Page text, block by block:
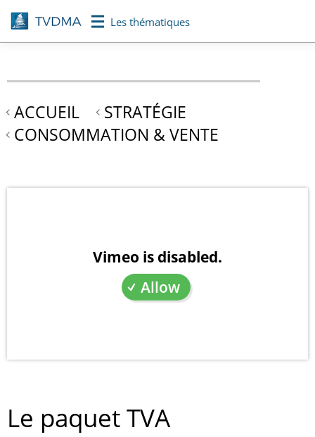
Aller
au
contenu
Les thématiques
ACCUEIL
STRATÉGIE
CONSOMMATION & VENTE
Vimeo is disabled.
Allow
Le paquet TVA